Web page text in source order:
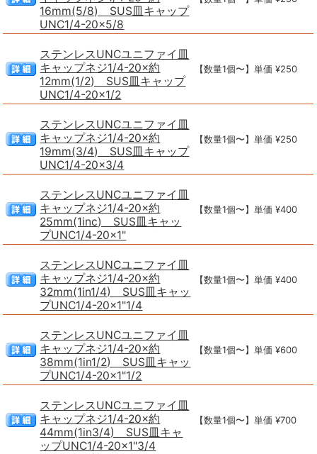
16mm(5/8) SUS皿キャップ
UNC1/4-20×5/8
ステンレスUNCユニファイ皿
キャップネジ1/4-20×約
12mm(1/2) SUS皿キャップ
UNC1/4-20×1/2
【数量1個〜】単価 ¥250
ステンレスUNCユニファイ皿
キャップネジ1/4-20×約
19mm(3/4) SUS皿キャップ
UNC1/4-20×3/4
【数量1個〜】単価 ¥250
ステンレスUNCユニファイ皿
キャップネジ1/4-20×約
25mm(1inc) SUS皿キャッ
プUNC1/4-20×1"
【数量1個〜】単価 ¥400
ステンレスUNCユニファイ皿
キャップネジ1/4-20×約
32mm(1in1/4) SUS皿キャッ
プUNC1/4-20×1"1/4
【数量1個〜】単価 ¥400
ステンレスUNCユニファイ皿
キャップネジ1/4-20×約
38mm(1in1/2) SUS皿キャッ
プUNC1/4-20×1"1/2
【数量1個〜】単価 ¥600
ステンレスUNCユニファイ皿
キャップネジ1/4-20×約
44mm(1in3/4) SUS皿キャ
ップUNC1/4-20×1"3/4
【数量1個〜】単価 ¥700